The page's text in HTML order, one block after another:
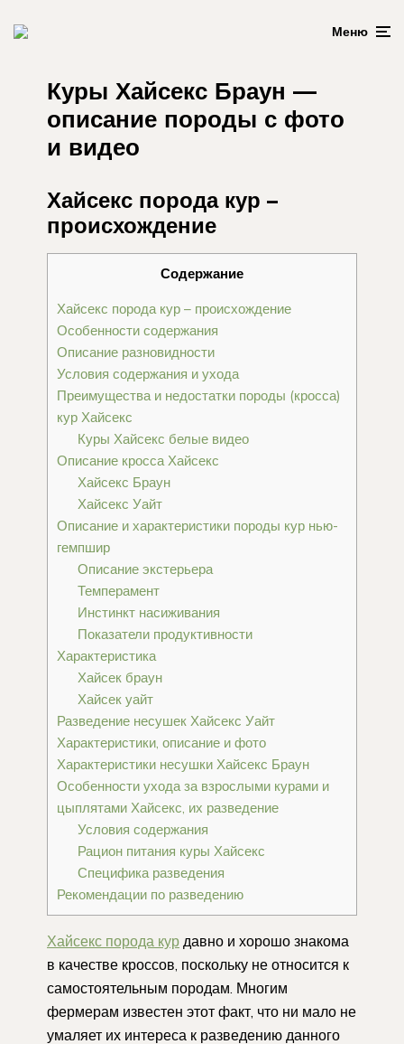
Меню
Куры Хайсекс Браун —
описание породы с фото
и видео
Хайсекс порода кур –
происхождение
Содержание
Хайсекс порода кур – происхождение
Особенности содержания
Описание разновидности
Условия содержания и ухода
Преимущества и недостатки породы (кросса)
кур Хайсекс
Куры Хайсекс белые видео
Описание кросса Хайсекс
Хайсекс Браун
Хайсекс Уайт
Описание и характеристики породы кур нью-
гемпшир
Описание экстерьера
Темперамент
Инстинкт насиживания
Показатели продуктивности
Характеристика
Хайсек браун
Хайсек уайт
Разведение несушек Хайсекс Уайт
Характеристики, описание и фото
Характеристики несушки Хайсекс Браун
Особенности ухода за взрослыми курами и
цыплятами Хайсекс, их разведение
Условия содержания
Рацион питания куры Хайсекс
Специфика разведения
Рекомендации по разведению
Хайсекс порода кур давно и хорошо знакома
в качестве кроссов, поскольку не относится к
самостоятельным породам. Многим
фермерам известен этот факт, что ни мало не
умаляет их интереса к разведению данного